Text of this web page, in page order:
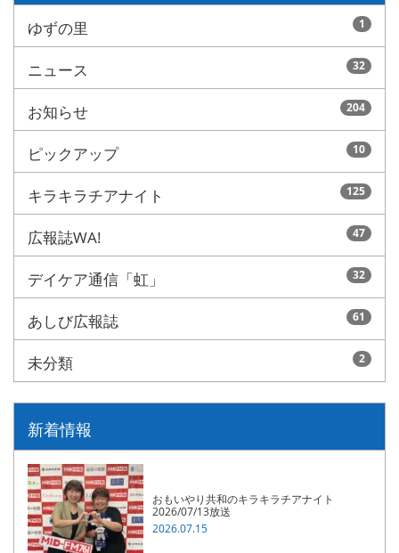
ゆずの里 1
ニュース 32
お知らせ 204
ピックアップ 10
キラキラチアナイト 125
広報誌WA! 47
デイケア通信「虹」 32
あしび広報誌 61
未分類 2
新着情報
おもいやり共和のキラキラチアナイト
2026/07/13放送
2026.07.15